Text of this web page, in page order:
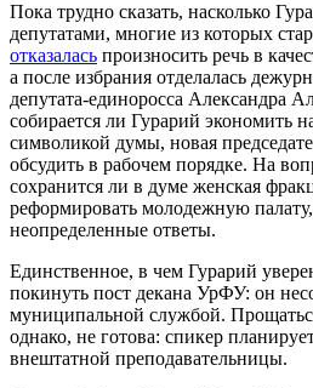
Пока трудно сказать, насколько
депутатами, многие из которых
отказалась произносить речь в
а после избрания отделалась
депутата-единоросса Александра
собирается ли Гурарий экономить
символикой думы, новая
обсудить в рабочем порядке. На
сохранится ли в думе женская
реформировать молодежную
неопределенные ответы.
Единственное, в чем Гурарий
покинуть пост декана УрФУ: он
муниципальной службой.
однако, не готова: спикер
внештатной преподавательницы.